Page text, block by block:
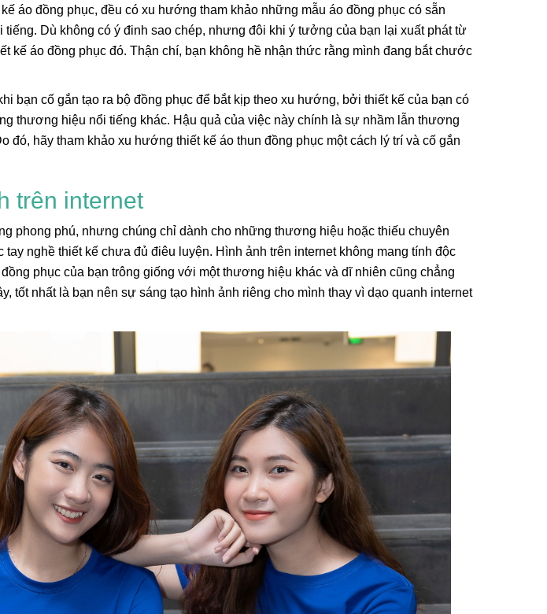
áo đồng phục, đều có xu hướng tham khảo những mẫu áo đồng phục có sẵn
Dù không có ý đinh sao chép, nhưng đôi khi ý tưởng của bạn lại xuất phát từ
kế áo đồng phục đó. Thận chí, bạn không hề nhận thức rằng mình đang bắt chước
bạn cố gắn tạo ra bộ đồng phục để bắt kịp theo xu hướng, bởi thiết kế của bạn có
thương hiệu nổi tiếng khác. Hậu quả của việc này chính là sự nhầm lẫn thương
đó, hãy tham khảo xu hướng thiết kế áo thun đồng phục một cách lý trí và cố gắn
trên internet
phong phú, nhưng chúng chỉ dành cho những thương hiệu hoặc thiếu chuyên
nghề thiết kế chưa đủ điêu luyện. Hình ảnh trên internet không mang tính độc
phục của bạn trông giống với một thương hiệu khác và dĩ nhiên cũng chẳng
tốt nhất là bạn nên sự sáng tạo hình ảnh riêng cho mình thay vì dạo quanh internet